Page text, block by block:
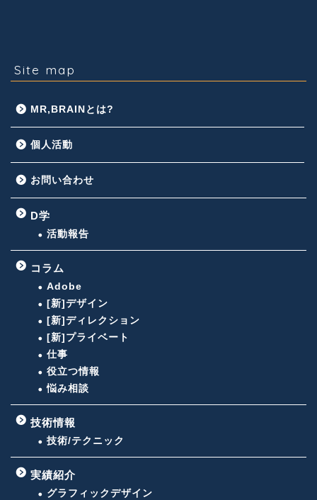
Site map
MR,BRAINとは?
個人活動
お問い合わせ
D学
活動報告
コラム
Adobe
[新]デザイン
[新]ディレクション
[新]プライベート
仕事
役立つ情報
悩み相談
技術情報
技術/テクニック
実績紹介
グラフィックデザイン